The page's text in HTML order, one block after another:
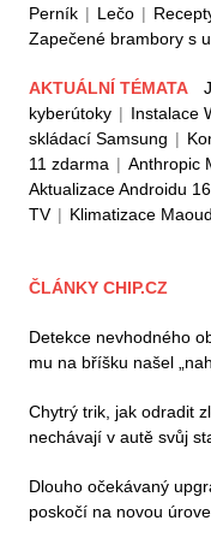
Perník | Lečo |
Zapečené brambory s
AKTUÁLNÍ TÉMATA
kyberútoky | Instalace
skládací Samsung |
11 zdarma | Anthropic
Aktualizace Androidu 16
TV | Klimatizace
ČLÁNKY CHIP.CZ
Detekce nevhodného
mu na bříšku našel
Chytrý trik, jak odradit
nechávají v autě svůj
Dlouho očekávaný
poskočí na novou